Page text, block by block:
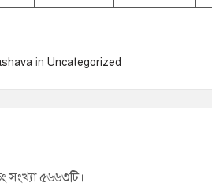
inUncategorized
সংখ্যা ৫৬৬৩টি।